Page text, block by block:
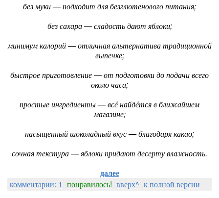
без муки — подходит для безглютенового питания;
без сахара — сладость дают яблоки;
минимум калорий — отличная альтернатива традиционной
выпечке;
быстрое приготовление — от подготовки до подачи всего
около часа;
простые ингредиенты — всё найдётся в ближайшем
магазине;
насыщенный шоколадный вкус — благодаря какао;
сочная текстура — яблоки придают десерту влажность.
далее
комментарии: 1 понравилось! вверх^ к полной версии